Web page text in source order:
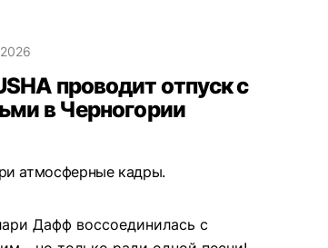
проводит отпуск с
в Черногории
атмосферные кадры.